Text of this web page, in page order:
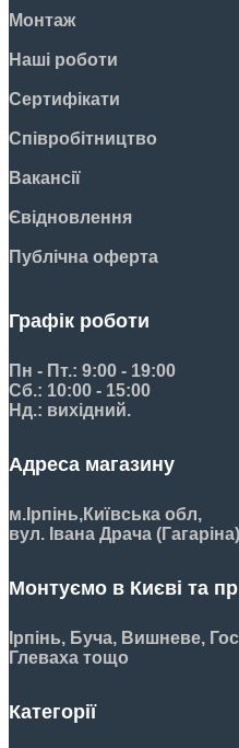
Монтаж
Наші роботи
Сертифікати
Співробітництво
Вакансії
Євідновлення
Публічна оферта
Графік роботи
Пн - Пт.: 9:00 - 19:00
Сб.: 10:00 - 15:00
Нд.: вихідний.
Адреса магазину
м.Ірпінь,Київська обл,
вул. Івана Драча
Монтуємо в Києві та
Ірпінь, Буча, Вишневе,
Глеваха тощо
Категорії